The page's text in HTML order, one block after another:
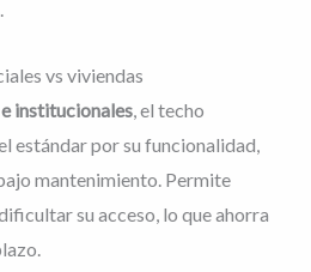
vs viviendas
institucionales, el techo
estándar por su funcionalidad,
mantenimiento. Permite
su acceso, lo que ahorra